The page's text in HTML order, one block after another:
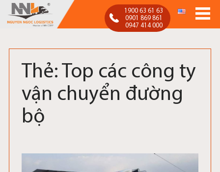
1900 63 61 63
0901 869 861
0947 414 000
Thẻ: Top các công ty
vận chuyển đường
bộ